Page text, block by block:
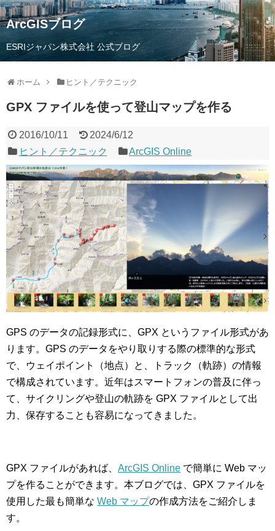
ArcGISブログ
ESRIジャパン株式会社 公式ブログ
ホーム ヒント／テクニック
GPX ファイルを使って登山マップを作る
2016/10/11
2024/6/12
ヒント／テクニック
ArcGIS Online
GPS のデータの記録形式に、GPX というファイル形式があ
ります。GPS のデータをやり取りする際の標準的な形式
で、ウェイポイント（地点）と、トラック（軌跡）の情報
で構成されています。近年はスマートフォンの普及に伴っ
て、サイクリングや登山の軌跡を GPX ファイルとして出
力、保存することも容易になってきました。
GPX ファイルがあれば、 ArcGIS Online で簡単に Web マッ
プを作ることができます。本ブログでは、GPX ファイルを
使用した最も簡単な Web マップの作成方法をご紹介しま
す。